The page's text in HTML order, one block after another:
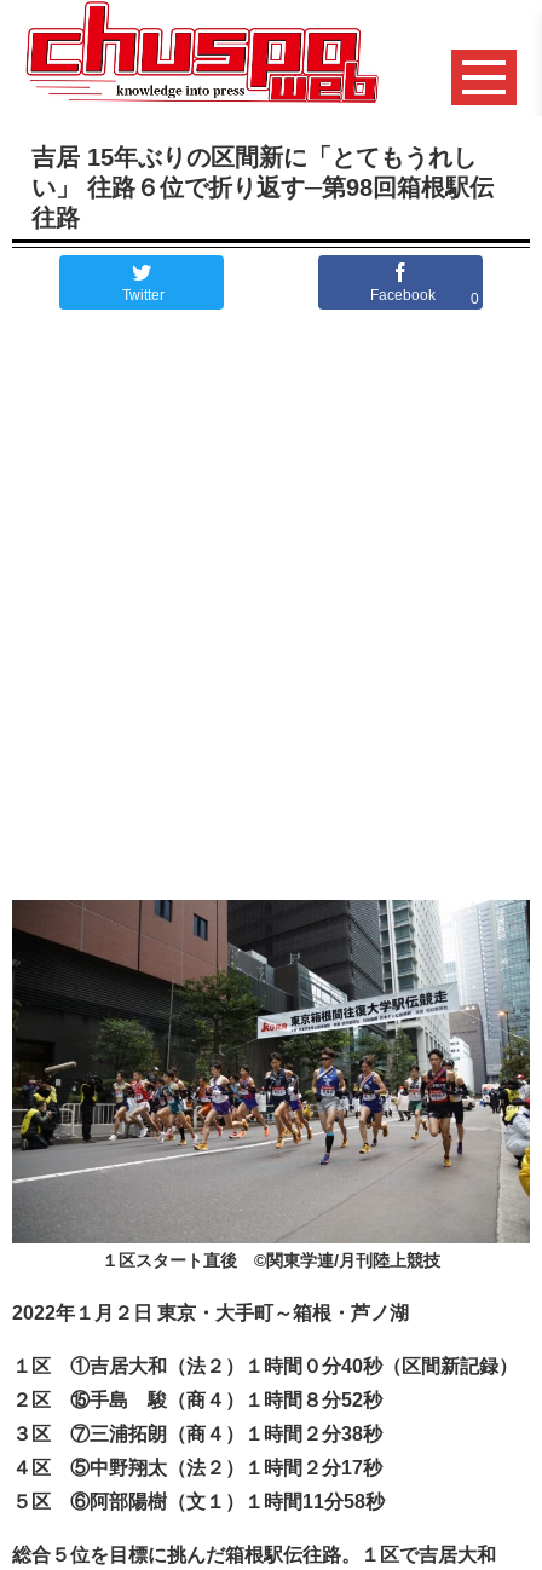
吉居 15年ぶりの区間新に「とてもうれし
い」 往路６位で折り返す─第98回箱根駅伝
往路
Twitter Facebook 0
１区スタート直後 ©関東学連/月刊陸上競技
2022年１月２日 東京・大手町～箱根・芦ノ湖
１区 ①吉居大和（法２）１時間０分40秒（区間新記録）
２区 ⑮手島 駿（商４）１時間８分52秒
３区 ⑦三浦拓朗（商４）１時間２分38秒
４区 ⑤中野翔太（法２）１時間２分17秒
５区 ⑥阿部陽樹（文１）１時間11分58秒
総合５位を目標に挑んだ箱根駅伝往路。１区で吉居大和